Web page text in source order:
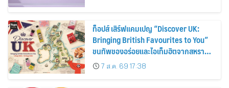
ท็อปส์ เสิร์ฟแคมเปญ “Discover UK:
Bringing British Favourites to You”
ขนทัพของอร่อยและไอเท็มฮิตจากสหราช
อาณาจักร ส่งตรงถึงมือตั้งแต่วันนี้ – 18
สิงหาคมนี้
7 ส.ค. 69 17:38